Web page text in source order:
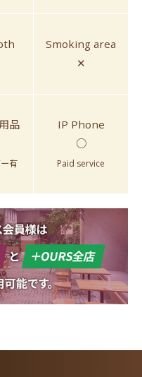
Smoking area
✕
品
有
IP Phone
○
Paid service